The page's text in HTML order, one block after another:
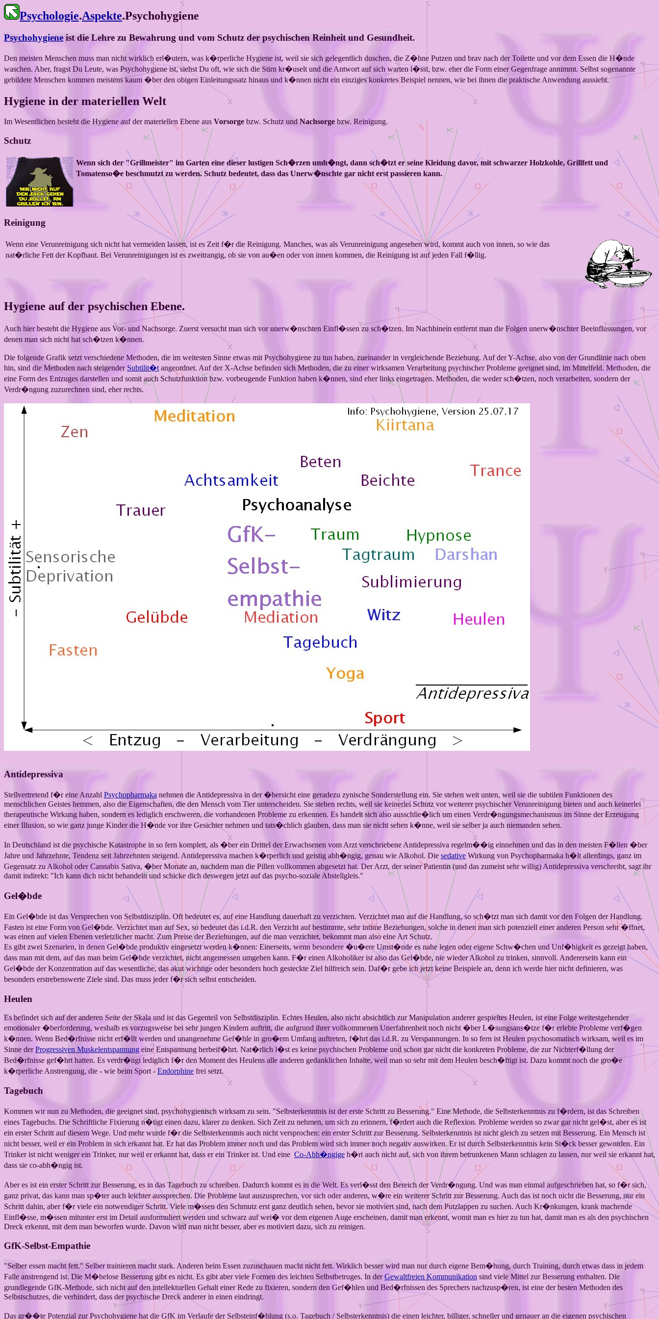
Psychologie.Aspekte.Psychohygiene
Psychohygiene ist die Lehre zu Bewahrung und vom Schutz der psychischen Reinheit und Gesundheit.
Den meisten Menschen muss man nicht wirklich erl�utern, was k�rperliche Hygiene ist, weil sie sich gelegentlich duschen, die Z�hne Putzen und brav nach der Toilette und vor dem Essen die H�nde
waschen. Aber, fragst Du Leute, was Psychohygiene ist, siehst Du oft, wie sich die Stirn kr�uselt und die Antwort auf sich warten l�sst, bzw. eher die Form einer Gegenfrage annimmt. Selbst sogenannte
gebildete Menschen kommen meistens kaum �ber den obigen Einleitungssatz hinaus und k�nnen nicht ein einziges konkretes Beispiel nennen, wie bei ihnen die praktische Anwendung aussieht.
Hygiene in der materiellen Welt
Im Wesentlichen besteht die Hygiene auf der materiellen Ebene aus Vorsorge bzw. Schutz und Nachsorge bzw. Reinigung.
Schutz
Wenn sich der "Grillmeister" im Garten eine dieser lustigen Sch�rzen umh�ngt, dann sch�tzt er seine Kleidung davor, mit schwarzer Holzkohle, Grillfett und
Tomatenso�e beschmutzt zu werden. Schutz bedeutet, dass das Unerw�nschte gar nicht erst passieren kann.
Reinigung
Wenn eine Verunreinigung sich nicht hat vermeiden lassen, ist es Zeit f�r die Reinigung. Manches, was als Verunreinigung angesehen wird, kommt auch von innen, so wie das
nat�rliche Fett der Kopfhaut. Bei Verunreinigungen ist es zweitrangig, ob sie von au�en oder von innen kommen, die Reinigung ist auf jeden Fall f�llig.
Hygiene auf der psychischen Ebene.
Auch hier besteht die Hygiene aus Vor- und Nachsorge. Zuerst versucht man sich vor unerw�nschten Einfl�ssen zu sch�tzen. Im Nachhinein entfernt man die Folgen unerw�nschter Beeinflussungen, vor
denen man sich nicht hat sch�tzen k�nnen.
Die folgende Grafik setzt verschiedene Methoden, die im weitesten Sinne etwas mit Psychohygiene zu tun haben, zueinander in vergleichende Beziehung. Auf der Y-Achse, also von der Grundlinie nach oben
hin, sind die Methoden nach steigender Subtilit�t angeordnet. Auf der X-Achse befinden sich Methoden, die zu einer wirksamen Verarbeitung psychischer Probleme geeignet sind, im Mittelfeld. Methoden, die
eine Form des Entzuges darstellen und somit auch Schutzfunktion bzw. vorbeugende Funktion haben k�nnen, sind eher links eingetragen. Methoden, die weder sch�tzen, noch verarbeiten, sondern der
Verdr�ngung zuzurechnen sind, eher rechts.
Antidepressiva
Stellvertretend f�r eine Anzahl Psychopharmaka nehmen die Antidepressiva in der �bersicht eine geradezu zynische Sonderstellung ein. Sie stehen weit unten, weil sie die subtilen Funktionen des
menschlichen Geistes hemmen, also die Eigenschaften, die den Mensch vom Tier unterscheiden. Sie stehen rechts, weil sie keinerlei Schutz vor weiterer psychischer Verunreinigung bieten und auch keinerlei
therapeutische Wirkung haben, sondern es lediglich erschweren, die vorhandenen Probleme zu erkennen. Es handelt sich also ausschlie�lich um einen Verdr�ngungsmechanismus im Sinne der Erzeugung
einer Illusion, so wie ganz junge Kinder die H�nde vor ihre Gesichter nehmen und tats�chlich glauben, dass man sie nicht sehen k�nne, weil sie selber ja auch niemanden sehen.
In Deutschland ist die psychische Katastrophe in so fern komplett, als �ber ein Drittel der Erwachsenen vom Arzt verschriebene Antidepressiva regelm��ig einnehmen und das in den meisten F�llen �ber
Jahre und Jahrzehnte, Tendenz seit Jahrzehnten steigend. Antidepressiva machen k�rperlich und geistig abh�ngig, genau wie Alkohol. Die sedative Wirkung von Psychopharmaka h�lt allerdings, ganz im
Gegensatz zu Alkohol oder Cannabis Sativa, �ber Monate an, nachdem man die Pillen vollkommen abgesetzt hat. Der Arzt, der seiner Patientin (und das zumeist sehr willig) Antidepressiva verschreibt, sagt ihr
damit indirekt: "Ich kann dich nicht behandeln und schicke dich deswegen jetzt auf das psycho-soziale Abstellgleis."
Gel�bde
Ein Gel�bde ist das Versprechen von Selbstdisziplin. Oft bedeutet es, auf eine Handlung dauerhaft zu verzichten. Verzichtet man auf die Handlung, so sch�tzt man sich damit vor den Folgen der Handlung.
Fasten ist eine Form von Gel�bde. Verzichtet man auf Sex, so bedeutet das i.d.R. den Verzicht auf bestimmte, sehr intime Beziehungen, solche in denen man sich potenziell einer anderen Person sehr �ffnet,
was einen auf vielen Ebenen verletzlicher macht. Zum Preise der Beziehungen, auf die man verzichtet, bekommt man also eine Art Schutz.
Es gibt zwei Szenarien, in denen Gel�bde produktiv eingesetzt werden k�nnen: Einerseits, wenn besondere �u�ere Umst�nde es nahe legen oder eigene Schw�chen und Unf�higkeit es gezeigt haben,
dass man mit dem, auf das man beim Gel�bde verzichtet, nicht angemessen umgehen kann. F�r einen Alkoholiker ist also das Gel�bde, nie wieder Alkohol zu trinken, sinnvoll. Andererseits kann ein
Gel�bde der Konzentration auf das wesentliche, das akut wichtige oder besonders hoch gesteckte Ziel hilfreich sein. Daf�r gebe ich jetzt keine Beispiele an, denn ich werde hier nicht definieren, was
besonders erstrebenswerte Ziele sind. Das muss jeder f�r sich selbst entscheiden.
Heulen
Es befindet sich auf der anderen Seite der Skala und ist das Gegenteil von Selbstdisziplin. Echtes Heulen, also nicht absichtlich zur Manipulation anderer gespieltes Heulen, ist eine Folge weitestgehender
emotionaler �berforderung, weshalb es vorzugsweise bei sehr jungen Kindern auftritt, die aufgrund ihrer vollkommenen Unerfahrenheit noch nicht �ber L�sungsans�tze f�r erlebte Probleme verf�gen
k�nnen. Wenn Bed�rfnisse nicht erf�llt werden und unangenehme Gef�hle in gro�em Umfang auftreten, f�hrt das i.d.R. zu Verspannungen. In so fern ist Heulen psychosomatisch wirksam, weil es im
Sinne derProgressiven Muskelentspannung eine Entspannung herbeif�hrt. Nat�rlich l�st es keine psychischen Probleme und schon gar nicht die konkreten Probleme, die zur Nichterf�llung der
Bed�rfnisse gef�hrt hatten. Es verdr�ngt lediglich f�r den Moment des Heulens alle anderen gedanklichen Inhalte, weil man so sehr mit dem Heulen besch�ftigt ist. Dazu kommt noch die gro�e
k�rperliche Anstrengung, die - wie beim Sport -Endorphine frei setzt.
Tagebuch
Kommen wir nun zu Methoden, die geeignet sind, psychohygienisch wirksam zu sein. "Selbsterkenntnis ist der erste Schritt zu Besserung." Eine Methode, die Selbsterkenntnis zu f�rdern, ist das Schreiben
eines Tagebuchs. Die Schriftliche Fixierung n�tigt einen dazu, klarer zu denken. Sich Zeit zu nehmen, um sich zu erinnern, f�rdert auch die Reflexion. Probleme werden so zwar gar nicht gel�st, aber es ist
ein erster Schritt auf diesem Wege. Und mehr wurde f�r die Selbsterkenntnis auch nicht versprochen: ein erster Schritt zur Besserung. Selbsterkenntnis ist nicht gleich zu setzen mit Besserung. Ein Mensch ist
nicht besser, weil er ein Problem in sich erkannt hat. Er hat das Problem immer noch und das Problem wird sich immer noch negativ auswirken. Er ist durch Selbsterkenntnis kein St�ck besser geworden. Ein
Trinker ist nicht weniger ein Trinker, nur weil er erkannt hat, dass er ein Trinker ist. Und eine Co-Abh�ngige h�rt auch nicht auf, sich von ihrem betrunkenen Mann schlagen zu lassen, nur weil sie erkannt hat,
dass sie co-abh�ngig ist.
Aber es ist ein erster Schritt zur Besserung, es in das Tagebuch zu schreiben. Dadurch kommt es in die Welt. Es verl�sst den Bereich der Verdr�ngung. Und was man einmal aufgeschrieben hat, so f�r sich,
ganz privat, das kann man sp�ter auch leichter aussprechen. Die Probleme laut auszusprechen, vor sich oder anderen, w�re ein weiterer Schritt zur Besserung. Auch das ist noch nicht die Besserung, nur ein
Schritt dahin, aber f�r viele ein notwendiger Schritt. Viele m�ssen den Schmutz erst ganz deutlich sehen, bevor sie motiviert sind, nach dem Putzlappen zu suchen. Auch Kr�nkungen, krank machende
Einfl�sse, m�ssen mitunter erst im Detail ausformuliert werden und schwarz auf wei� vor dem eigenen Auge erscheinen, damit man erkennt, womit man es hier zu tun hat, damit man es als den psychischen
Dreck erkennt, mit dem man beworfen wurde. Davon wird man nicht besser, aber es motiviert dazu, sich zu reinigen.
GfK-Selbst-Empathie
"Selber essen macht fett." Selber trainieren macht stark. Anderen beim Essen zuzuschauen macht nicht fett. Wirklich besser wird man nur durch eigene Bem�hung, durch Training, durch etwas dass in jedem
Falle anstrengend ist. Die M�helose Besserung gibt es nicht. Es gibt aber viele Formen des leichten Selbstbetruges. In derGewaltfreien Kommunikation sind viele Mittel zur Besserung enthalten. Die
grundlegende GfK-Methode, sich nicht auf den intellektuellen Gehalt einer Rede zu fixieren, sondern den Gef�hlen und Bed�rfnissen des Sprechers nachzusp�ren, ist eine der besten Methoden des
Selbstschutzes, die verhindert, dass der psychische Dreck anderer in einen eindringt.
Das gr��te Potenzial zur Psychohygiene hat die GfK im Verlaufe der Selbsteinf�hlung (s.o. Tagebuch / Selbsterkenntnis) die einen leichter, billiger, schneller und genauer an die eigenen psychischen